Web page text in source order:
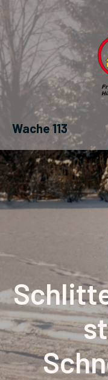
Wache 113